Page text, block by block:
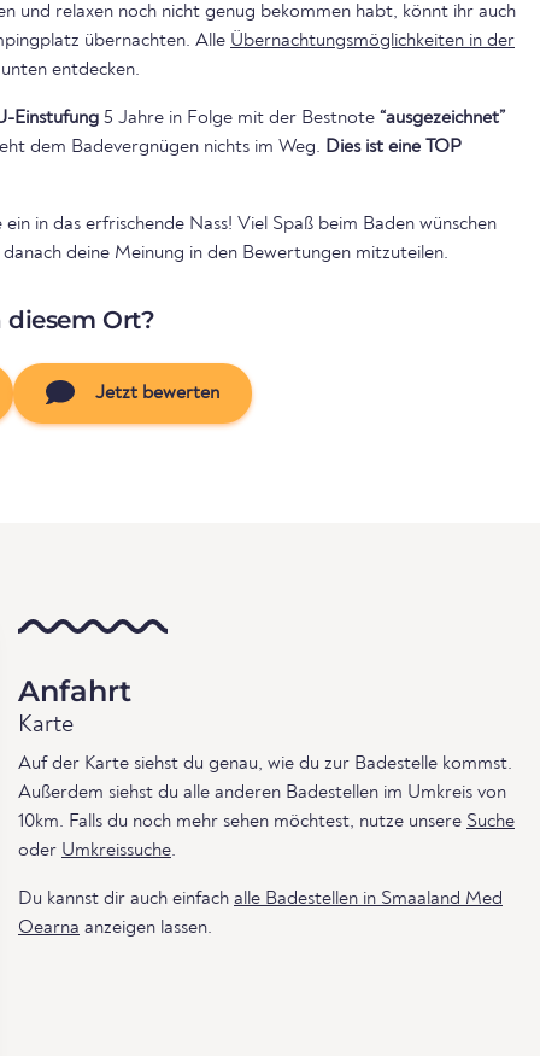
und relaxen noch nicht genug bekommen habt, könnt ihr auch
auf dem nahegelegenen Campingplatz übernachten. Alle Übernachtungsmöglichkeiten in der
entdecken.
Einstufung 5 Jahre in Folge mit der Bestnote “ausgezeichnet”
dem Badevergnügen nichts im Weg. Dies ist eine TOP
in das erfrischende Nass! Viel Spaß beim Baden wünschen
deine Meinung in den Bewertungen mitzuteilen.
diesem Ort?
Jetzt bewerten
Anfahrt
Karte
Auf der Karte siehst du genau, wie du zur Badestelle kommst.
Außerdem siehst du alle anderen Badestellen im Umkreis von
10km. Falls du noch mehr sehen möchtest, nutze unsere Suche
oder Umkreissuche.
Du kannst dir auch einfach alle Badestellen in Smaaland Med
Oearna anzeigen lassen.